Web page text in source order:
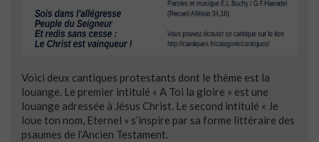
Voici deux cantiques protestants dont le thème est la
louange. Le premier intitulé « A Toi la gloire » est une
louange adressée à Jésus Christ. Le second intitulé « Je
loue ton nom, Eternel » s’inspire par sa forme littéraire des
psaumes de l’Ancien Testament.